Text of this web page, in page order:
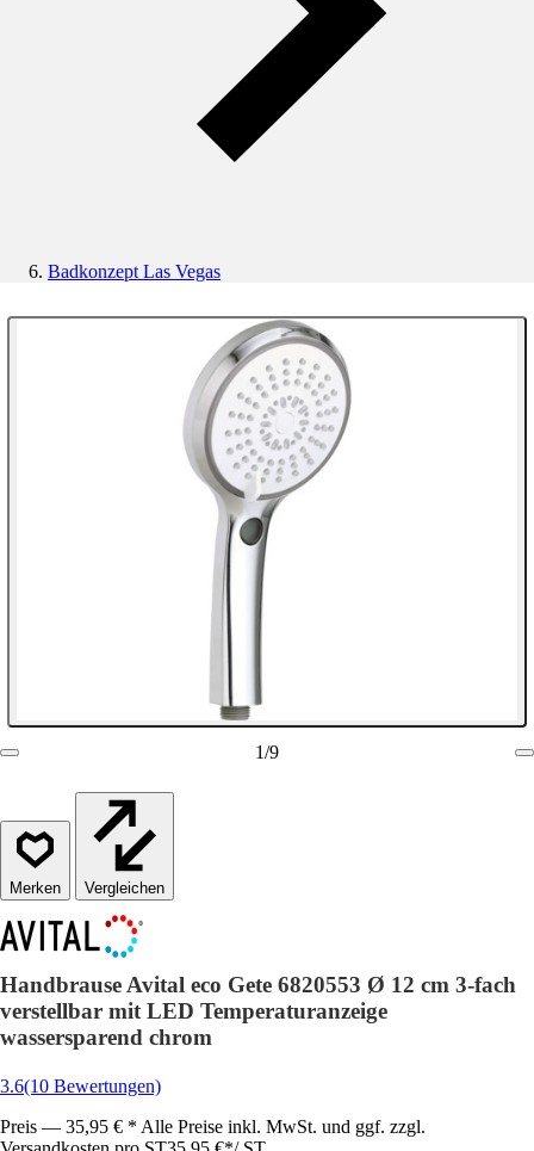
Badkonzept Las Vegas
1/9
Vergleichen
Handbrause Avital eco Gete 6820553 Ø 12 cm 3-fach
verstellbar mit LED Temperaturanzeige
wassersparend chrom
3.6(10 Bewertungen)
Preis — 35,95 € * Alle Preise inkl. MwSt. und ggf. zzgl.